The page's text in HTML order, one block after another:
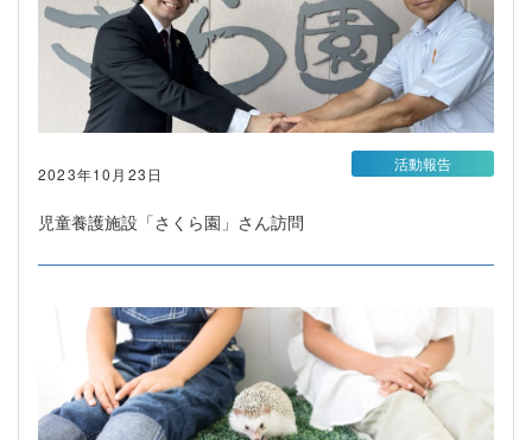
2023年10月23日
児童養護施設「さくら園」さん訪問
活動報告